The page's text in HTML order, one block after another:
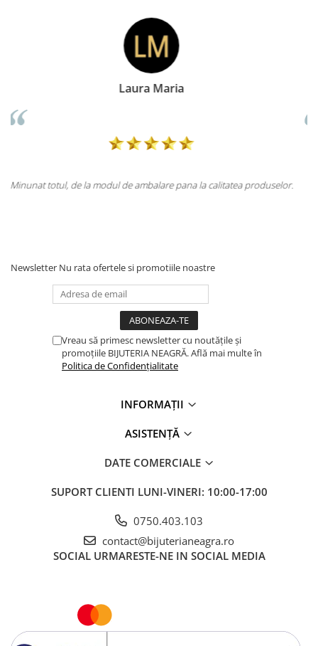
Doina Georgescu
Totul la superlativ! Produsul, fix descrierea, ambalaj, livrare.
Newsletter Nu rata ofertele si promotiile noastre
Vreau să primesc newsletter cu noutățile și
promoțiile BIJUTERIA NEAGRĂ. Află mai multe în
Politica de Confidențialitate
INFORMAȚII
ASISTENȚĂ
DATE COMERCIALE
SUPORT CLIENTI LUNI-VINERI: 10:00-17:00
0750.403.103
contact@bijuterianeagra.ro
SOCIAL URMARESTE-NE IN SOCIAL MEDIA